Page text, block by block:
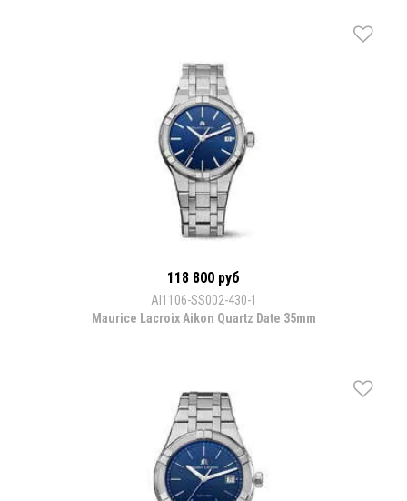
118 800 руб
AI1106-SS002-430-1
Maurice Lacroix Aikon Quartz Date 35mm